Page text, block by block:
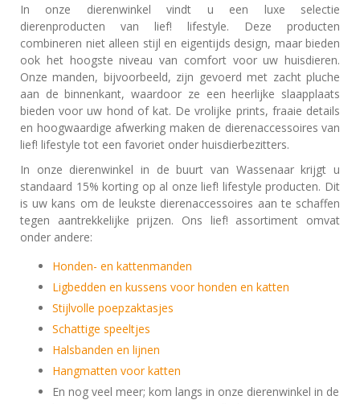
In onze dierenwinkel vindt u een luxe selectie
dierenproducten van lief! lifestyle. Deze producten
combineren niet alleen stijl en eigentijds design, maar bieden
ook het hoogste niveau van comfort voor uw huisdieren.
Onze manden, bijvoorbeeld, zijn gevoerd met zacht pluche
aan de binnenkant, waardoor ze een heerlijke slaapplaats
bieden voor uw hond of kat. De vrolijke prints, fraaie details
en hoogwaardige afwerking maken de dierenaccessoires van
lief! lifestyle tot een favoriet onder huisdierbezitters.
In onze dierenwinkel in de buurt van Wassenaar krijgt u
standaard 15% korting op al onze lief! lifestyle producten. Dit
is uw kans om de leukste dierenaccessoires aan te schaffen
tegen aantrekkelijke prijzen. Ons lief! assortiment omvat
onder andere:
Honden- en kattenmanden
Ligbedden en kussens voor honden en katten
Stijlvolle poepzaktasjes
Schattige speeltjes
Halsbanden en lijnen
Hangmatten voor katten
En nog veel meer; kom langs in onze dierenwinkel in de